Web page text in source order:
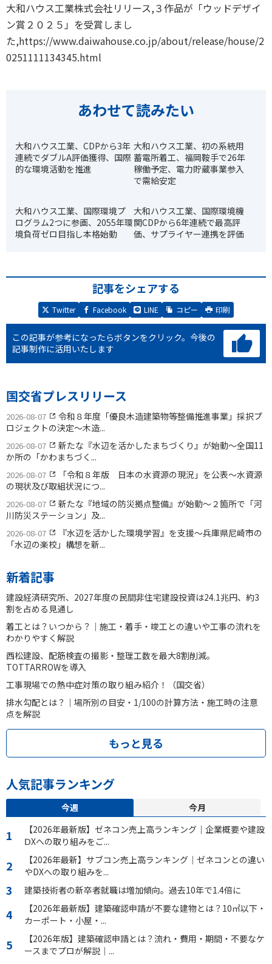
大和ハウス工業株式会社リリース,３作品が「ウッドデザイ
ン賞２０２５」を受賞しまし
た,https://www.daiwahouse.co.jp/about/release/house/2
0251111134345.html
あわせて読みたい
大和ハウス工業、CDPから3年
連続でダブルA評価獲得、国際
的な環境活動を推進
大和ハウス工業、初の系統用
蓄電所着工、福岡鞍手で26年
稼働予定、電力貯蔵事業参入
で需給安定
大和ハウス工業、国際環境プ
ログラム2つに参画、2055年環
境負荷ゼロ目指し本格始動
大和ハウス工業、国際環境機
関CDPから6年連続で最高評
価、サプライヤー連携を評価
記事をシェアする
Twitter Facebook LINE コピー 印刷
この記事が参考になったらボタンをクリック。 今後の
記事制作に活用いたします
国交省プレスリリース
2026-08-07
令和８年度「優良木造建築物等整備推進事業」採択プ
ロジェクトの決定〜木造...
2026-08-07
新たな『水辺を活かしたまちづくり』が始動〜全国11
か所の「かわまちづく...
2026-08-07
「令和８年版 日本の水資源の現況」を公表〜水資源
の現状及び取組状況につ...
2026-08-07
新たな『地域の防災拠点整備』が始動〜２箇所で「河
川防災ステーション」及...
2026-08-07
『水辺を活かした環境学習』を支援〜兵庫県尼崎市の
「水辺の楽校」構想を新...
新着記事
建設経済研究所、2027年度の民間非住宅建設投資は24.1兆円、約3
割を占める見通し
着工とは？いつから？｜施工・着手・竣工との違いや工事の流れを
わかりやすく解説
西松建設、配筋検査の撮影・整理工数を最大8割削減。
TOTTARROWを導入
工事現場での熱中症対策の取り組み紹介！（国交省）
排水勾配とは？｜場所別の目安・1/100の計算方法・施工時の注意
点を解説
もっと見る
人気記事ランキング
今週
今月
【2026年最新版】ゼネコン売上高ランキング｜企業概要や建設
ⅮXへの取り組みをご...
【2026年最新】サブコン売上高ランキング｜ゼネコンとの違い
やDXへの取り組みを...
建築技術者の新卒者就職は増加傾向。過去10年で1.4倍に
【2026年最新版】建築確認申請が不要な建物とは？10㎡以下・
カーポート・小屋・...
【2026年版】建築確認申請とは？流れ・費用・期間・不要なケ
ースまでプロが解説｜...